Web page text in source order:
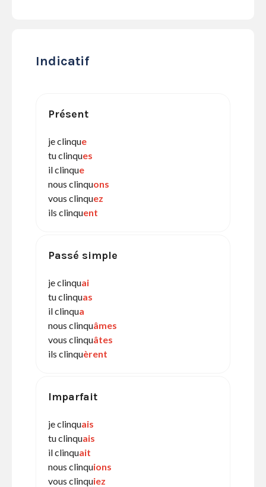
Indicatif
Présent
je clinque
tu clinques
il clinque
nous clinquons
vous clinquez
ils clinquent
Passé simple
je clinquai
tu clinquas
il clinqua
nous clinquâmes
vous clinquâtes
ils clinquèrent
Imparfait
je clinquais
tu clinquais
il clinquait
nous clinquions
vous clinquiez